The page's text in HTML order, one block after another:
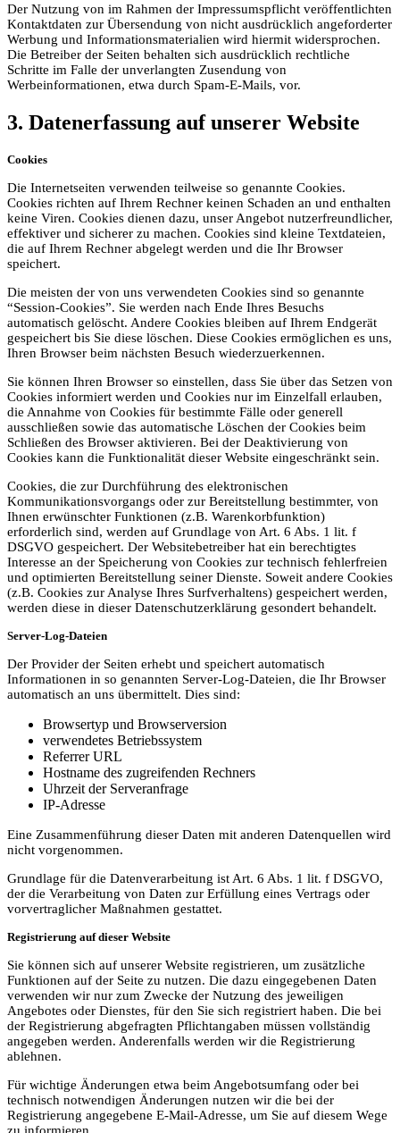
Der Nutzung von im Rahmen der Impressumspflicht veröffentlichten
Kontaktdaten zur Übersendung von nicht ausdrücklich angeforderter
Werbung und Informationsmaterialien wird hiermit widersprochen.
Die Betreiber der Seiten behalten sich ausdrücklich rechtliche
Schritte im Falle der unverlangten Zusendung von
Werbeinformationen, etwa durch Spam-E-Mails, vor.
3. Datenerfassung auf unserer Website
Cookies
Die Internetseiten verwenden teilweise so genannte Cookies.
Cookies richten auf Ihrem Rechner keinen Schaden an und enthalten
keine Viren. Cookies dienen dazu, unser Angebot nutzerfreundlicher,
effektiver und sicherer zu machen. Cookies sind kleine Textdateien,
die auf Ihrem Rechner abgelegt werden und die Ihr Browser
speichert.
Die meisten der von uns verwendeten Cookies sind so genannte
“Session-Cookies”. Sie werden nach Ende Ihres Besuchs
automatisch gelöscht. Andere Cookies bleiben auf Ihrem Endgerät
gespeichert bis Sie diese löschen. Diese Cookies ermöglichen es uns,
Ihren Browser beim nächsten Besuch wiederzuerkennen.
Sie können Ihren Browser so einstellen, dass Sie über das Setzen von
Cookies informiert werden und Cookies nur im Einzelfall erlauben,
die Annahme von Cookies für bestimmte Fälle oder generell
ausschließen sowie das automatische Löschen der Cookies beim
Schließen des Browser aktivieren. Bei der Deaktivierung von
Cookies kann die Funktionalität dieser Website eingeschränkt sein.
Cookies, die zur Durchführung des elektronischen
Kommunikationsvorgangs oder zur Bereitstellung bestimmter, von
Ihnen erwünschter Funktionen (z.B. Warenkorbfunktion)
erforderlich sind, werden auf Grundlage von Art. 6 Abs. 1 lit. f
DSGVO gespeichert. Der Websitebetreiber hat ein berechtigtes
Interesse an der Speicherung von Cookies zur technisch fehlerfreien
und optimierten Bereitstellung seiner Dienste. Soweit andere Cookies
(z.B. Cookies zur Analyse Ihres Surfverhaltens) gespeichert werden,
werden diese in dieser Datenschutzerklärung gesondert behandelt.
Server-Log-Dateien
Der Provider der Seiten erhebt und speichert automatisch
Informationen in so genannten Server-Log-Dateien, die Ihr Browser
automatisch an uns übermittelt. Dies sind:
Browsertyp und Browserversion
verwendetes Betriebssystem
Referrer URL
Hostname des zugreifenden Rechners
Uhrzeit der Serveranfrage
IP-Adresse
Eine Zusammenführung dieser Daten mit anderen Datenquellen wird
nicht vorgenommen.
Grundlage für die Datenverarbeitung ist Art. 6 Abs. 1 lit. f DSGVO,
der die Verarbeitung von Daten zur Erfüllung eines Vertrags oder
vorvertraglicher Maßnahmen gestattet.
Registrierung auf dieser Website
Sie können sich auf unserer Website registrieren, um zusätzliche
Funktionen auf der Seite zu nutzen. Die dazu eingegebenen Daten
verwenden wir nur zum Zwecke der Nutzung des jeweiligen
Angebotes oder Dienstes, für den Sie sich registriert haben. Die bei
der Registrierung abgefragten Pflichtangaben müssen vollständig
angegeben werden. Anderenfalls werden wir die Registrierung
ablehnen.
Für wichtige Änderungen etwa beim Angebotsumfang oder bei
technisch notwendigen Änderungen nutzen wir die bei der
Registrierung angegebene E-Mail-Adresse, um Sie auf diesem Wege
zu informieren.